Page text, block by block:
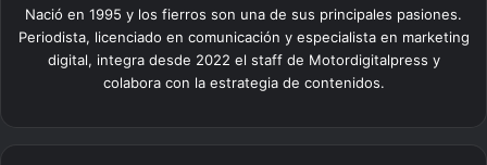
Nació en 1995 y los fierros son una de sus principales pasiones.
Periodista, licenciado en comunicación y especialista en marketing
digital, integra desde 2022 el staff de Motordigitalpress y
colabora con la estrategia de contenidos.